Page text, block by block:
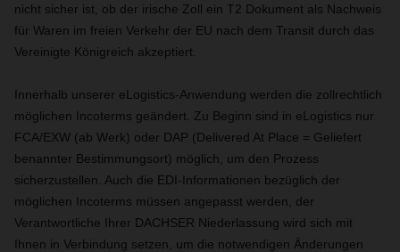
nicht sicher ist, ob der irische Zoll ein T2 Dokument als Nachweis
für Waren im freien Verkehr der EU nach dem Transit durch das
Vereinigte Königreich akzeptiert.
Innerhalb unserer eLogistics-Anwendung werden die zollrechtlich
möglichen Incoterms geändert. Zu Beginn sind in eLogistics nur
FCA/EXW (ab Werk) oder DAP (Delivered At Place = Geliefert
benannter Bestimmungsort) möglich, um den Prozess
sicherzustellen. Auch die EDI-Informationen bezüglich der
möglichen Incoterms müssen angepasst werden, der
Verantwortliche Ihrer DACHSER Niederlassung wird sich mit
Ihnen in Verbindung setzen, um die notwendigen Änderungen